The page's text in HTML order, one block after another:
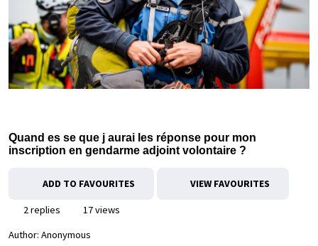
Quand es se que j aurai les réponse pour mon
inscription en gendarme adjoint volontaire ?
ADD TO FAVOURITES VIEW FAVOURITES
2 replies
17 views
Author: Anonymous